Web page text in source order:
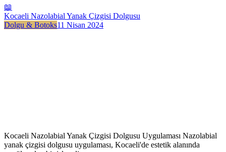
📖
Kocaeli Nazolabial Yanak Çizgisi Dolgusu
Dolgu & Botoks11 Nisan 2024
Kocaeli Nazolabial Yanak Çizgisi Dolgusu Uygulaması Nazolabial
yanak çizgisi dolgusu uygulaması, Kocaeli'de estetik alanında